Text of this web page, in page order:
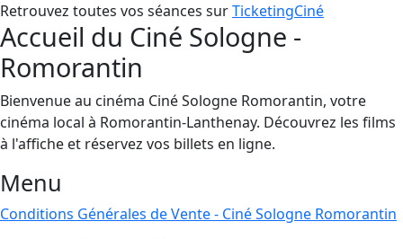
Retrouvez toutes vos séances surTicketingCiné
Accueil du Ciné Sologne -
Romorantin
Bienvenue au cinéma Ciné Sologne Romorantin, votre
cinéma local à Romorantin-Lanthenay. Découvrez les films
à l'affiche et réservez vos billets en ligne.
Menu
Conditions Générales de Vente - Ciné Sologne Romorantin